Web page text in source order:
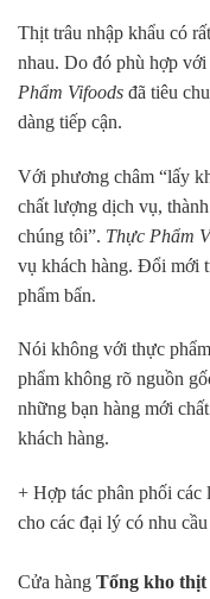
Thịt trâu nhập khẩu có
nhau. Do đó phù hợp
Phẩm Vifoods đã tiêu
dàng tiếp cận.
Với phương châm “lấy
chất lượng dịch vụ,
chúng tôi”. Thực Phẩm
vụ khách hàng. Đổi mới
phẩm bẩn.
Nói không với thực
phẩm không rõ nguồn
những bạn hàng mới
khách hàng.
+ Hợp tác phân phối
cho các đại lý có nhu cầu
Cửa hàng Tổng kho